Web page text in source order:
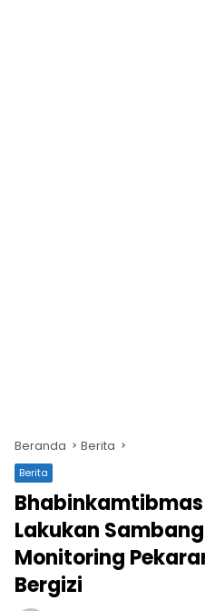
Beranda Berita
Berita
Lakukan
Monitoring
Bergizi